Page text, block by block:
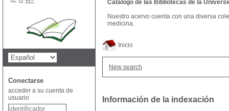
Inicio
New search
Información de la indexación
Catálogo de las Bibliotecas de la
Nuestro acervo cuenta con una diversa
medicina.
Conectarse
acceder a su cuenta de
usuario